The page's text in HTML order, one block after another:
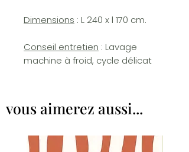
Dimensions : L 240 x l 170 cm.
Conseil entretien : Lavage
machine à froid, cycle délicat
vous aimerez aussi...